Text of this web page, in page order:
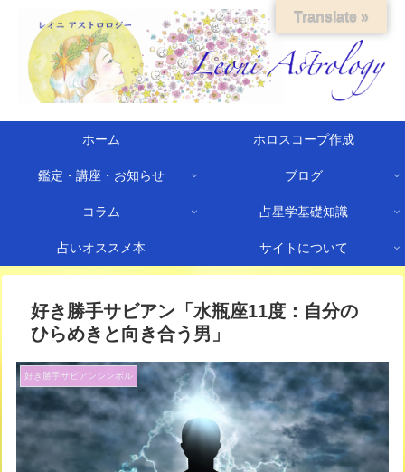
ホーム ホロスコープ作成
鑑定・講座・お知らせ ブログ
コラム 占星学基礎知識
占いオススメ本 サイトについて
好き勝手サビアン「水瓶座11度：自分の
ひらめきと向き合う男」
好き勝手サビアンシンボル
Translate »